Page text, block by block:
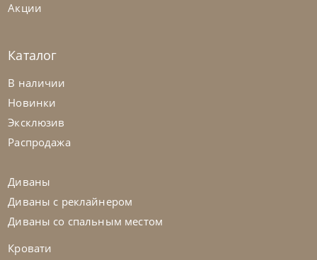
Nicoline
Диван Aura
Акции
Каталог
В наличии
Новинки
Эксклюзив
Распродажа
Диваны
Диваны с реклайнером
Диваны со спальным местом
Кровати